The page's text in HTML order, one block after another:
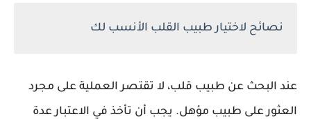
نصائح لاختيار طبيب القلب الأنسب لك
عند البحث عن طبيب قلب، لا تقتصر العملية على مجرد
العثور على طبيب مؤهل. يجب أن تأخذ في الاعتبار عدة